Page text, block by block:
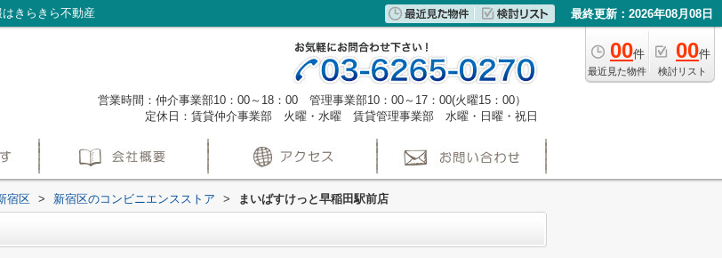
きらきら不動産 最終更新：2026年08月08日
00件
最近見た物件
00件
検討リスト
営業時間：仲介事業部10：00～18：00 管理事業部10：00～17：00(火曜15：00）
定休日：賃貸仲介事業部 火曜・水曜 賃貸管理事業部 水曜・日曜・祝日
宿区 > 新宿区のコンビニエンスストア > まいばすけっと早稲田駅前店